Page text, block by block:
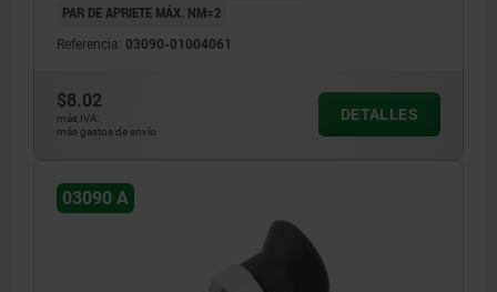
PAR DE APRIETE MÁX. NM=2
Referencia: 03090-01004061
$8.02
más IVA.
más gastos de envío
DETALLES
03090 A